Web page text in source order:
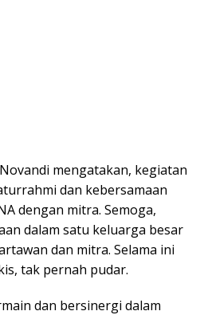
mengatakan, kegiatan
dan kebersamaan
dengan mitra. Semoga,
dalam satu keluarga besar
dan mitra. Selama ini
tak pernah pudar.
dan bersinergi dalam